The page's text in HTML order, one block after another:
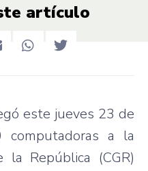
artículo
este jueves 23 de
a la
la República (CGR)